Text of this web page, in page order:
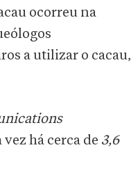
ocorreu na
a utilizar o cacau,
há cerca de 3,6